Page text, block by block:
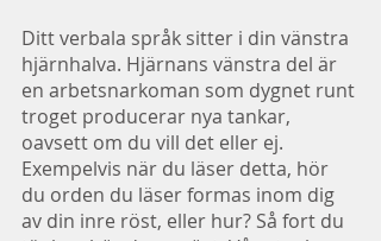
Ditt verbala språk sitter i din vänstra
hjärnhalva. Hjärnans vänstra del är
en arbetsnarkoman som dygnet runt
troget producerar nya tankar,
oavsett om du vill det eller ej.
Exempelvis när du läser detta, hör
du orden du läser formas inom dig
av din inre röst, eller hur? Så fort du